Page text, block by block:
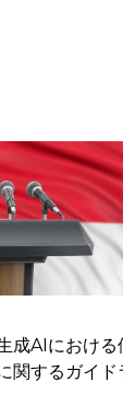
おける個
るガイドラ